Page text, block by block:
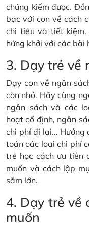
chúng kiếm được.
bạc với con về cách
chi tiêu và tiết
hứng khởi với các bài
3. Dạy trẻ về
Dạy con về ngân
còn nhỏ. Hãy cùng
ngân sách và các
hoạt cố định, ngân
chi phí đi lại… Hướng
toán các loại chi phí
trẻ học cách ưu tiên
muốn và cách lập
sắm lớn.
4. Dạy trẻ về
muốn